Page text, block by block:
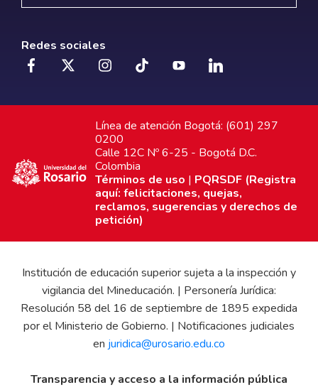
Redes sociales
Línea de atención Bogotá: (601) 297
0200
Calle 12C Nº 6-25 - Bogotá D.C.
Colombia
Términos de uso | PQRSDF (Registra
aquí: felicitaciones, quejas,
reclamos, sugerencias y derechos de
petición)
Institución de educación superior sujeta a la inspección y
vigilancia del Mineducación. | Personería Jurídica:
Resolución 58 del 16 de septiembre de 1895 expedida
por el Ministerio de Gobierno. | Notificaciones judiciales
en juridica@urosario.edu.co
Transparencia y acceso a la información pública